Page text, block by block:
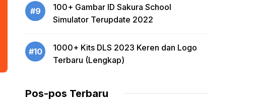
#9
100+ Gambar ID Sakura School
Simulator Terupdate 2022
#10
1000+ Kits DLS 2023 Keren dan Logo
Terbaru (Lengkap)
Pos-pos Terbaru